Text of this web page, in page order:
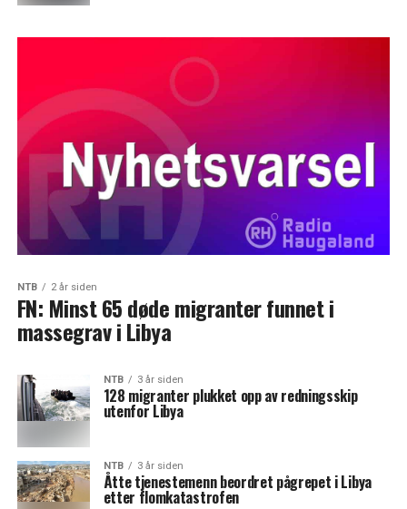
NTB 2 år siden
FN: Minst 65 døde migranter funnet i
massegrav i Libya
NTB 3 år siden
128 migranter plukket opp av redningsskip
utenfor Libya
NTB 3 år siden
Åtte tjenestemenn beordret pågrepet i Libya
etter flomkatastrofen